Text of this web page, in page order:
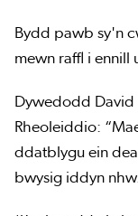
Bydd pawb sy'n
mewn raffl i ennill
Dywedodd
Rheoleiddio:
ddatblygu ein
bwysig iddyn